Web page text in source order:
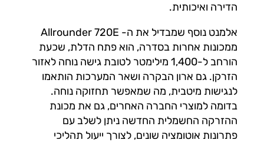
הדירה ואיכותית.
אלמנט נוסף שמבדיל את ה- Allrounder 720E
ממכונות אחרות בסדרה, הוא פתח הדלת, שכעת
הורחב ל-1,400 מילימטר לטובת גישה נוחה לאזור
הזרקן. גם ארון הבקרה ושאר המערכות הותאמו
לנגישות מיטבית, מה שמאפשר תחזוקה נוחה.
בדומה למוצרי החברה האחרים, גם את מכונת
ההזרקה החשמלית החדשה ניתן לשלב עם
פתרונות אוטומציה שונים, לצורך ייעול תהליכי